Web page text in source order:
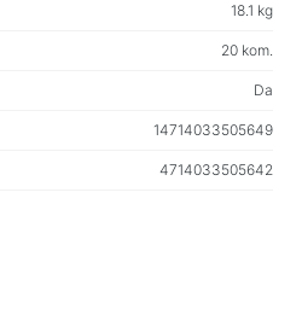
18.1 kg
20 kom.
Da
14714033505649
4714033505642